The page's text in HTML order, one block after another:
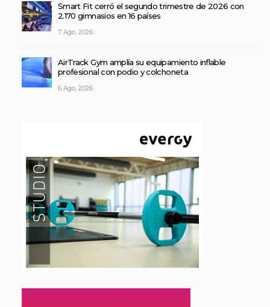
Smart Fit cerró el segundo trimestre de 2026 con
2.170 gimnasios en 16 países
7 Ago, 2026
AirTrack Gym amplía su equipamiento inflable
profesional con podio y colchoneta
6 Ago, 2026